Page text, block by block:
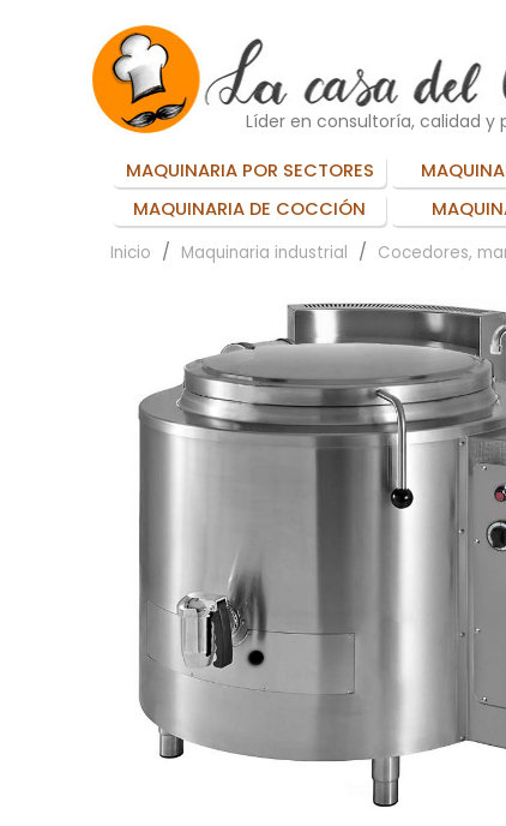
Líder en consultoría, calidad y
MAQUINARIA POR SECTORES
MAQUINARIA DE COCCIÓN
Inicio Maquinaria industrial Cocedores,